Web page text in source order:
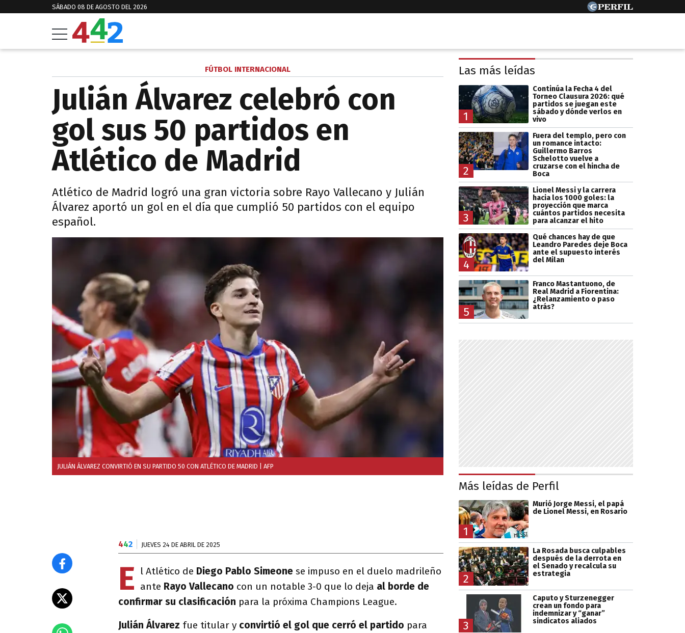
SÁBADO 08 DE AGOSTO DEL 2026
FÚTBOL INTERNACIONAL
Julián Álvarez celebró con
gol sus 50 partidos en
Atlético de Madrid
Atlético de Madrid logró una gran victoria sobre Rayo Vallecano y Julián
Álvarez aportó un gol en el día que cumplió 50 partidos con el equipo
español.
JULIÁN ÁLVAREZ CONVIRTIÓ EN SU PARTIDO 50 CON ATLÉTICO DE MADRID | AFP
442 JUEVES 24 DE ABRIL DE 2025
E l Atlético de Diego Pablo Simeone se impuso en el duelo madrileño
ante Rayo Vallecano con un notable 3-0 que lo deja al borde de
confirmar su clasificación para la próxima Champions League.
Julián Álvarez fue titular y convirtió el gol que cerró el partido para
Las más leídas
1
Continúa la Fecha 4 del
Torneo Clausura 2026: qué
partidos se juegan este
sábado y dónde verlos en
vivo
2
Fuera del templo, pero con
un romance intacto:
Guillermo Barros
Schelotto vuelve a
cruzarse con el hincha de
Boca
3
Lionel Messi y la carrera
hacia los 1000 goles: la
proyección que marca
cuántos partidos necesita
para alcanzar el hito
4
Qué chances hay de que
Leandro Paredes deje Boca
ante el supuesto interés
del Milan
5
Franco Mastantuono, de
Real Madrid a Fiorentina:
¿Relanzamiento o paso
atrás?
Más leídas de Perfil
1
Murió Jorge Messi, el papá
de Lionel Messi, en Rosario
2
La Rosada busca culpables
después de la derrota en
el Senado y recalcula su
estrategia
3
Caputo y Sturzenegger
crean un fondo para
indemnizar y “ganar”
sindicatos aliados